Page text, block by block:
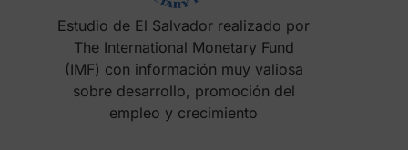
Estudio de El Salvador realizado por
The International Monetary Fund
(IMF) con información muy valiosa
sobre desarrollo, promoción del
empleo y crecimiento